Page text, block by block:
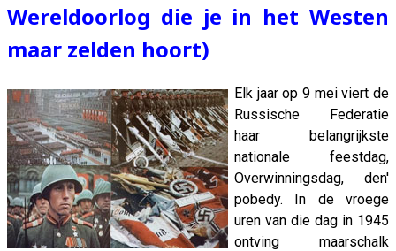
Wereldoorlog die je in het Westen
maar zelden hoort)
Elk jaar op 9 mei viert de
Russische Federatie
haar belangrijkste
nationale feestdag,
Overwinningsdag, den'
pobedy. In de vroege
uren van die dag in 1945
ontving maarschalk